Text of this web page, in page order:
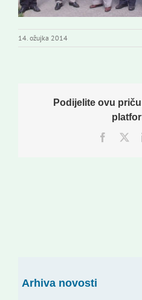
14. ožujka 2014
Podijelite ovu
Arhiva novosti